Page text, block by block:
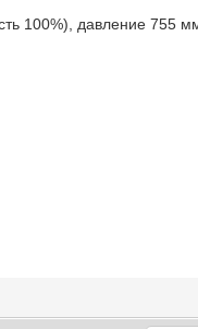
100%), давление 755